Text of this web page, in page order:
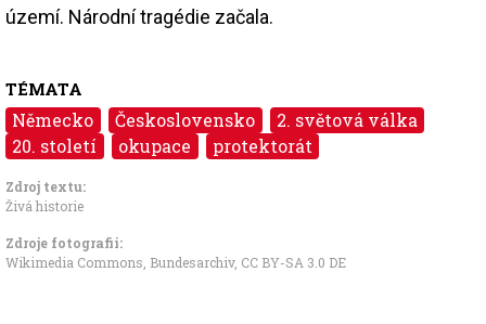
území. Národní tragédie začala.
TÉMATA
Německo Československo
2. světová válka
20. století
okupace protektorát
Zdroj textu:
Živá historie
Zdroje fotografii:
Wikimedia Commons, Bundesarchiv, CC BY-SA 3.0 DE